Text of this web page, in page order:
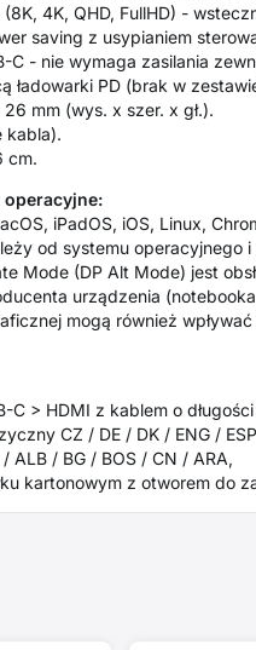
(8K, 4K, QHD, FullHD) -
saving z usypianiem
C - nie wymaga zasilania
ładowarki PD (brak w
mm (wys. x szer. x gł.).
kabla).
cm.
iPadOS, iOS, Linux,
od systemu operacyjnego
Mode (DP Alt Mode) jest
urządzenia
mogą również
C > HDMI z kablem o
CZ / DE / DK / ENG /
ALB / BG / BOS / CN / ARA,
kartonowym z otworem do